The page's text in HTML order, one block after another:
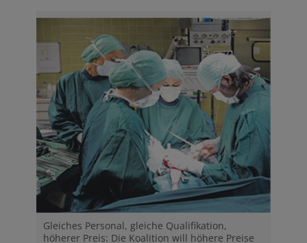
Gleiches Personal, gleiche Qualifikation,
höherer Preis: Die Koalition will höhere Preise